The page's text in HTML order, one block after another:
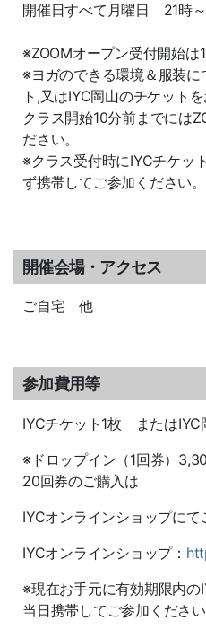
開催日すべて月曜日 21時
※ZOOMオープン受付開始は
※ヨガのできる環境＆服装
ト,又はIYC岡山のチケット
クラス開始10分前までには
ださい。
※クラス受付時にIYCチケッ
ず携帯してご参加ください。
開催会場・アクセス
ご自宅 他
参加費用等
IYCチケット1枚 またはIYC
※ドロップイン（1回券）
20回券のご購入は
IYCオンラインショップにて
IYCオンラインショップ：
※現在お手元に有効期限内
当日携帯してご参加ください